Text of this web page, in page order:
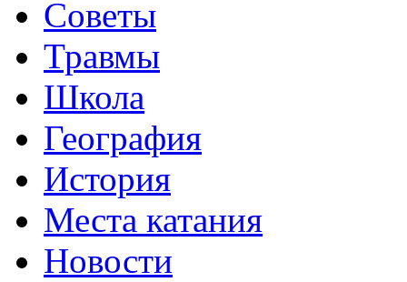
Советы
Травмы
Школа
География
История
Места катания
Новости